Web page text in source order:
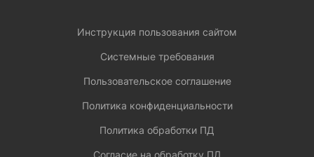
Инструкция пользования сайтом
Системные требования
Пользовательское соглашение
Политика конфиденциальности
Политика обработки ПД
Согласие на обработку ПД